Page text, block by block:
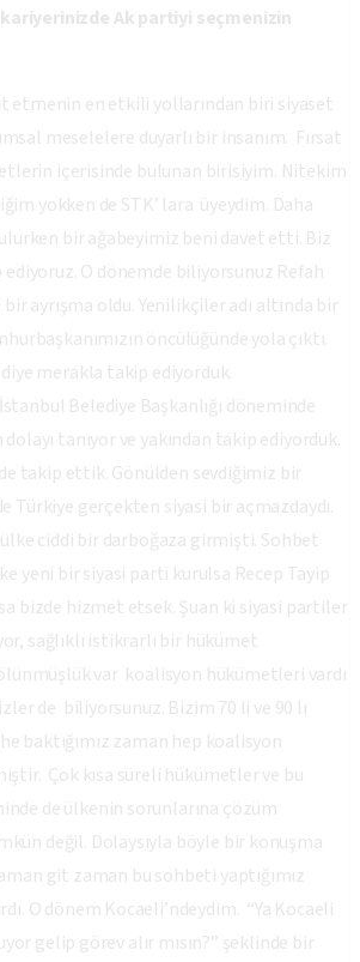
Ak partiyi seçmenizin
etmenin en etkili yollarından biri siyaset
meselelere duyarlı bir insanım. Fırsat
içerisinde bulunan birisiyim. Nitekim
yokken de STK’ lara üyeydim. Daha
bir ağabeyimiz beni davet etti. Biz
ediyoruz. O dönemde biliyorsunuz Refah
ayrışma oldu. Yenilikçiler adı altında bir
öncülüğünde yola çıktı.
merakla takip ediyorduk.
Belediye Başkanlığı döneminde
tanıyor ve yakından takip ediyorduk.
takip ettik. Gönülden sevdiğimiz bir
Türkiye gerçekten siyasi bir açmazdaydı.
ciddi bir darboğaza girmişti. Sohbet
yeni bir siyasi parti kurulsa Recep Tayip
bizde hizmet etsek. Şuan ki siyasi partiler
sağlıklı istikrarlı bir hükümet
var koalisyon hükümetleri vardı
de biliyorsunuz. Bizim 70 li ve 90 lı
baktığımız zaman hep koalisyon
Çok kısa süreli hükümetler ve bu
de ülkenin sorunlarına çözüm
değil. Dolaysıyla böyle bir konuşma
git zaman bu sohbeti yaptığımız
O dönem Kocaeli’ndeydim. “Ya Kocaeli
gelip görev alır mısın?” şeklinde bir